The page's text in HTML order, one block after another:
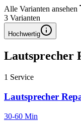
Alle Varianten ansehen
3 Varianten
Hochwertig
Lautsprecher
1 Service
Lautsprecher
30-60 Min